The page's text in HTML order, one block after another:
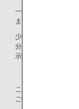
一方良い意味は、
ます。
少しずついいこと
分場の寿命は少しず
示されました。
この危機を乗り越え
ごみの量を根本から